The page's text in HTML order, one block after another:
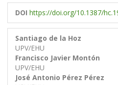
DOI https://doi.org/10.1387/
Santiago de la Hoz
UPV/EHU
Francisco Javier Montón
UPV/EHU
José Antonio Pérez Pérez